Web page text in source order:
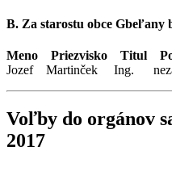
B. Za starostu obce Gbeľany
Meno Priezvisko Titul
Jozef Martinček Ing.
Voľby do orgánov
2017